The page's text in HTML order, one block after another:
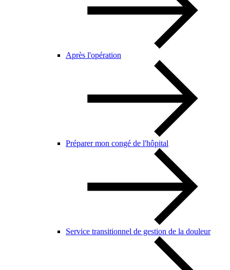
Après l'opération
Préparer mon congé de l'hôpital
Service transitionnel de gestion de la douleur